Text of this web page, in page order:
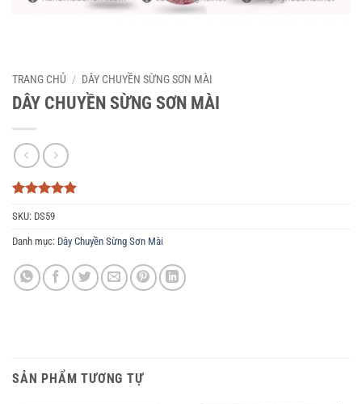
TRANG CHỦ / DÂY CHUYỀN SỪNG SƠN MÀI
DÂY CHUYỀN SỪNG SƠN MÀI
5trên 5
dựa trên
3
đánh giá
SKU: DS59
Danh mục: Dây Chuyền Sừng Sơn Mài
SẢN PHẨM TƯƠNG TỰ